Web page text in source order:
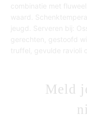
combinatie met
waard.
jeugd. Serveren bij:
gerechten, gestoofd
truffel, gevulde ravioli
Meld